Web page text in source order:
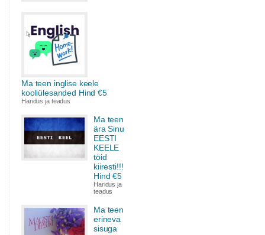
Ma teen inglise keele
kooliülesanded Hind €5
Haridus ja teadus
Ma teen
ära Sinu
EESTI
KEELE
töid
kiiresti!!!
Hind €5
Haridus ja
teadus
Ma teen
erineva
sisuga